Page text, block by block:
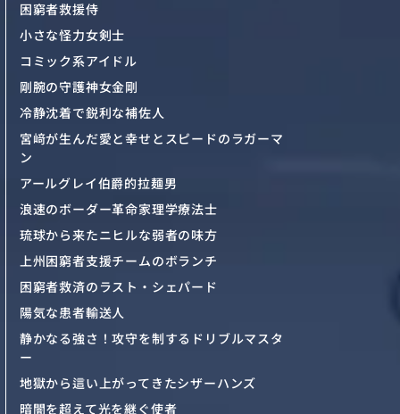
困窮者救援侍
小さな怪力女剣士
コミック系アイドル
剛腕の守護神女金剛
冷静沈着で鋭利な補佐人
宮﨑が生んだ愛と幸せとスピードのラガーマ
ン
アールグレイ伯爵的拉麺男
浪速のボーダー革命家理学療法士
琉球から来たニヒルな弱者の味方
上州困窮者支援チームのボランチ
困窮者救済のラスト・シェパード
陽気な患者輸送人
静かなる強さ！攻守を制するドリブルマスタ
ー
地獄から這い上がってきたシザーハンズ
暗闇を超えて光を継ぐ使者